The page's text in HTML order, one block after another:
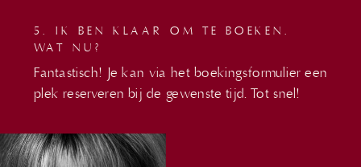
Fantastisch! Je kan via het boekingsformulier een
plek reserveren bij de gewenste tijd. Tot snel!
5. IK BEN KLAAR OM TE BOEKEN.
WAT NU?